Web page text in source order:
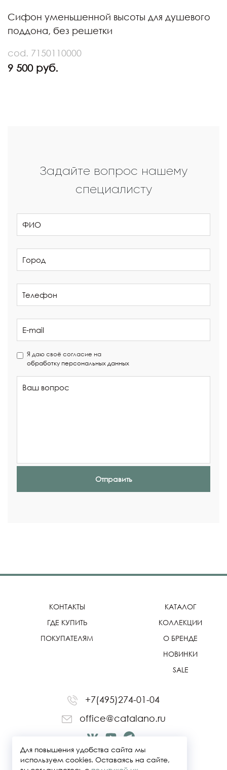
Сифон уменьшенной высоты для душевого
поддона, без решетки
cod. 7150110000
9 500 руб.
Задайте вопрос нашему
специалисту
Я даю своё согласие на
обработку персональных данных
Отправить
КОНТАКТЫ
ГДЕ КУПИТЬ
ПОКУПАТЕЛЯМ
КАТАЛОГ
КОЛЛЕКЦИИ
О БРЕНДЕ
НОВИНКИ
SALE
+7(495)274-01-04
office@catalano.ru
Для повышения удобства сайта мы
используем cookies. Оставаясь на сайте,